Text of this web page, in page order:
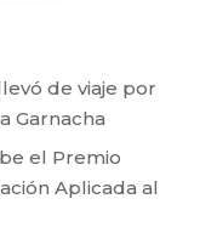
de viaje por
Garnacha
el Premio
Aplicada al